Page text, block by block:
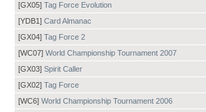
[GX05] Tag Force Evolution
[YDB1] Card Almanac
[GX04] Tag Force 2
[WC07] World Championship Tournament 2007
[GX03] Spirit Caller
[GX02] Tag Force
[WC6] World Championship Tournament 2006